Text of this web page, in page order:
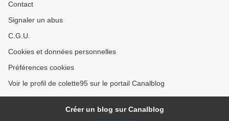
Contact
Signaler un abus
C.G.U.
Cookies et données personnelles
Préférences cookies
Voir le profil de colette95 sur le portail Canalblog
Créer un blog sur Canalblog